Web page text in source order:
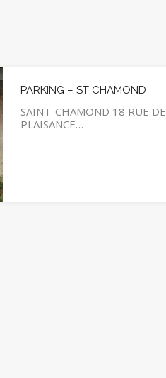
PARKING – ST CHAMOND
SAINT-CHAMOND 18 RUE DE
PLAISANCE…